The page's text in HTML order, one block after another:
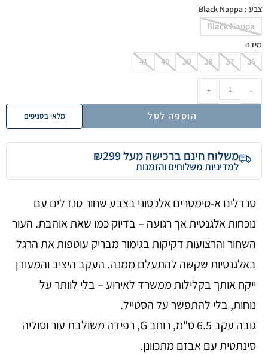
צבע : Black Nappa
Black Nappa
מידה
36
37
38
39
40
41
-
+
הוספה לסל מלאי בסניפים
משלוח חינם ברכישה מעל ₪299
למדיניות משלוחים והזמנות
סנדלים א-סימטרים אלכסוני בצבע שחור סנדלים עם
נוכחות אלגנטית אך רגועה – בדיוק כמו שאת אוהבת. העור
השחור והרצועות דקיקות בגימור מבריק עוטפות את הרגל
באלגנטיות שקשה להתעלם ממנה. העקב היציב והמעודן
ייקח אותך בקלילות ממשרד לאירוע – בלי לוותר על
נוחות, בלי להתפשר על הסטייל.
גובה עקב 6.5 ס"מ, רוחב G, רפידה משולבת עור וסוליה
סינתטית עם אבזם מתכוונן.